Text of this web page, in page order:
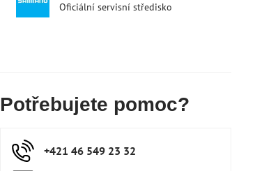
Oficiální servisní středisko
Potřebujete pomoc?
+421 46 549 23 32